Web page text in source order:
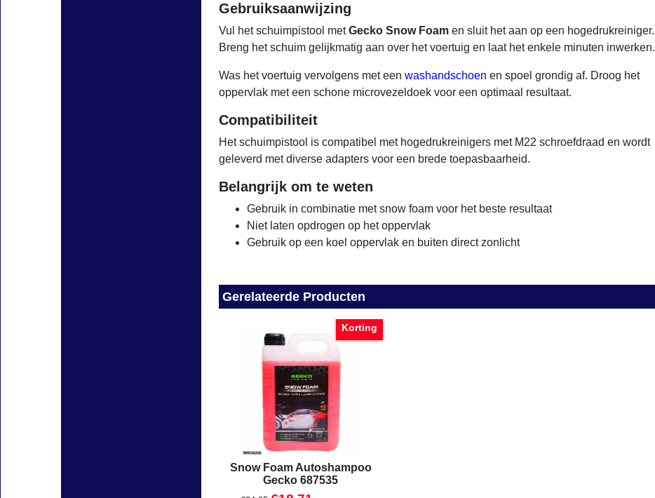
Gebruiksaanwijzing
Vul het schuimpistool metGecko Snow Foam en sluit het aan op een hogedrukreiniger.
Breng het schuim gelijkmatig aan over het voertuig en laat het enkele minuten inwerken.
Was het voertuig vervolgens met een washandschoen en spoel grondig af. Droog het
oppervlak met een schone microvezeldoek voor een optimaal resultaat.
Compatibiliteit
Het schuimpistool is compatibel met hogedrukreinigers met M22 schroefdraad en wordt
geleverd met diverse adapters voor een brede toepasbaarheid.
Belangrijk om te weten
Gebruik in combinatie met snow foam voor het beste resultaat
Niet laten opdrogen op het oppervlak
Gebruik op een koel oppervlak en buiten direct zonlicht
Gerelateerde Producten
Korting
Snow Foam Autoshampoo
Gecko 687535